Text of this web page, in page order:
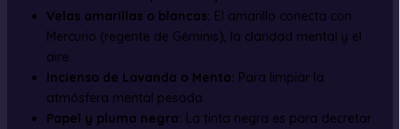
Velas amarillas o blancas: El amarillo conecta con
Mercurio (regente de Géminis), la claridad mental y el
aire.
Incienso de Lavanda o Menta: Para limpiar la
atmósfera mental pesada.
Papel y pluma negra: La tinta negra es para decretar